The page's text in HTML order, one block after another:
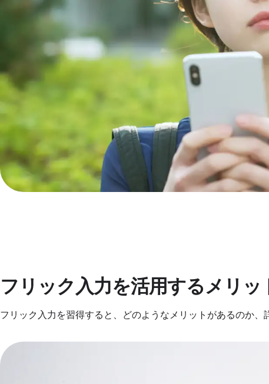
フリック入力を活用するメリッ
フリック入力を習得すると、どのようなメリットがあるのか、